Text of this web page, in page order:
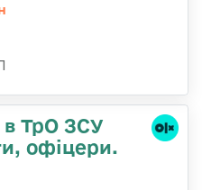
в ТрО ЗСУ
офіцери.